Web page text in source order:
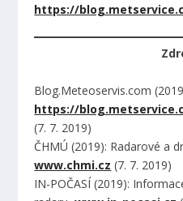
https://
Blog.Meteoservis.com
https://
(7. 7. 2019)
ČHMÚ (2019): Radarové a
www.chmi.cz (7. 7. 2019)
IN-POČASÍ (2019):